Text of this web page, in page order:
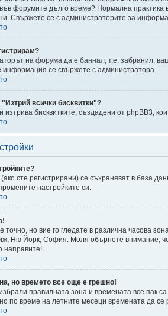
форумите дълго време? Нормална
Свържете се с администраторите за
на форума да е баннал, т.е. забранил,
информация се свържете с администратора.
всички бисквитки"?
изтрива бисквитките, създадени от phpBB3,
сте регистрирани) се съхраняват в база
настройките си.
точно, но вие го гледате в различна часова
Ню Йорк, София. Моля обърнете внимание, че
направите!
но времето все още е грешно!
правилната зона и времената все пак
по време на летните месеци времената да